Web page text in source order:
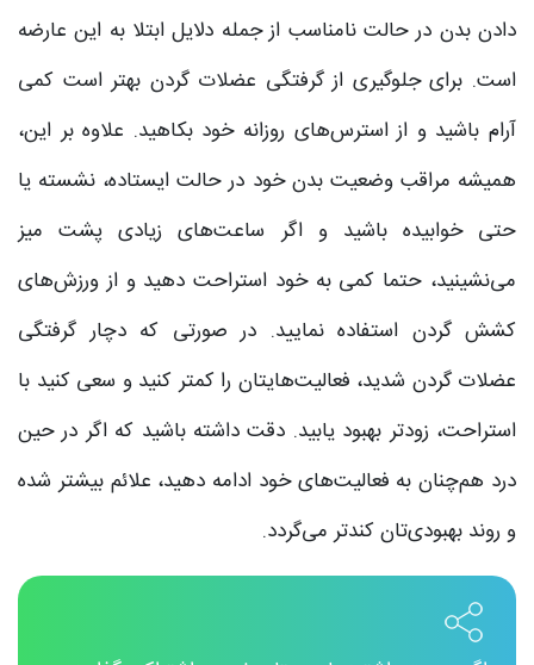
دادن بدن در حالت نامناسب از جمله دلایل ابتلا به این عارضه
است. برای جلوگیری از گرفتگی عضلات گردن بهتر است کمی
آرام باشید و از استرس‌های روزانه خود بکاهید. علاوه بر این،
همیشه مراقب وضعیت بدن خود در حالت ایستاده، نشسته یا
حتی خوابیده باشید و اگر ساعت‌های زیادی پشت میز
می‌نشینید، حتما کمی به خود استراحت دهید و از ورزش‌های
کشش گردن استفاده نمایید. در صورتی که دچار گرفتگی
عضلات گردن شدید، فعالیت‌هایتان را کمتر کنید و سعی کنید با
استراحت، زودتر بهبود یابید. دقت داشته باشید که اگر در حین
درد هم‌چنان به فعالیت‌های خود ادامه دهید، علائم بیشتر شده
و روند بهبودی‌تان کندتر می‌گردد.